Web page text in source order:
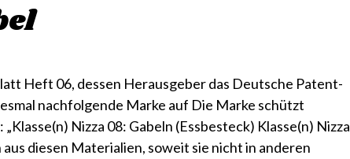
Heft 06, dessen Herausgeber das Deutsche Patent-
nachfolgende Marke auf Die Marke schützt
Nizza 08: Gabeln (Essbesteck) Klasse(n) Nizza
diesen Materialien, soweit sie nicht in anderen